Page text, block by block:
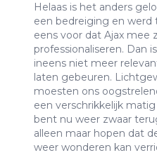
Helaas is het anders
een bedreiging en
eens voor dat Ajax mee
professionaliseren. Dan
ineens niet meer
laten gebeuren.
moesten ons
een verschrikkelijk
bent nu weer zwaar
alleen maar hopen dat
weer wonderen kan